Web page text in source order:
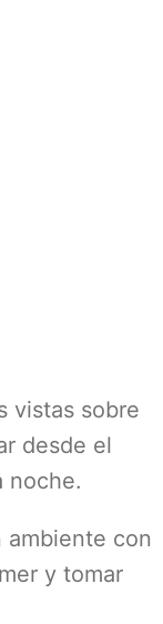
vistas sobre
desde el
noche.
ambiente con
y tomar